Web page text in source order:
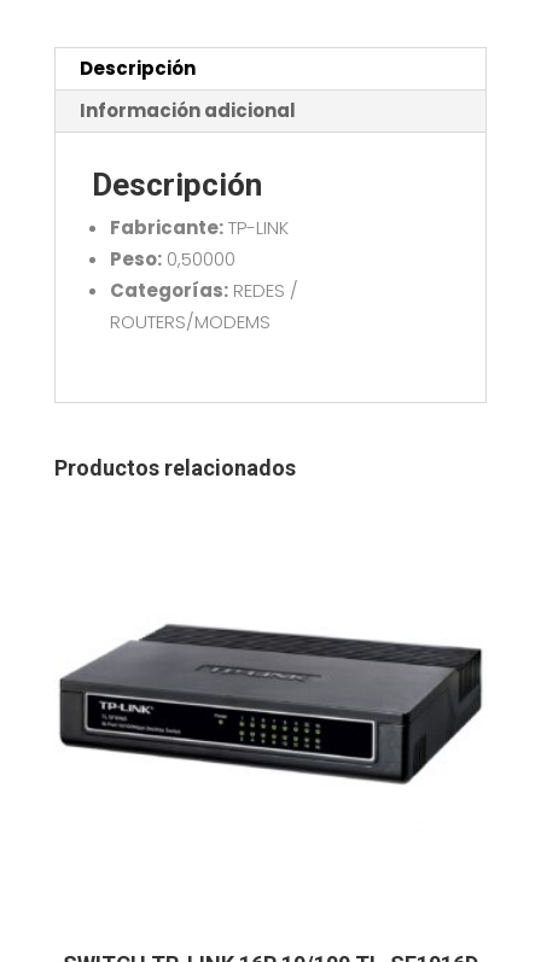
2ANTENAS
cantidad
Descripción
Información adicional
Descripción
Fabricante:TP-LINK
Peso:0,50000
Categorías:REDES /
ROUTERS/MODEMS
Productos relacionados